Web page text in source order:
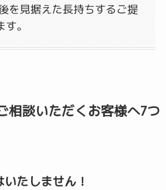
を見据えた長持ちするご提
。
相談いただくお客様へ7つ
たしません！